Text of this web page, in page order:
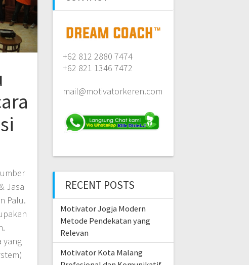
Jasa
Palu.
yang
+62 812 2880 7474
+62 821 1346 7472
mail@motivatorkeren.com
RECENT POSTS
Motivator Jogja Modern
Metode Pendekatan yang
Relevan
Motivator Kota Malang